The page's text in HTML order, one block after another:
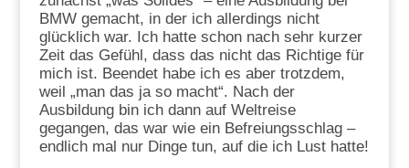
BMW gemacht, in der ich allerdings nicht
glücklich war. Ich hatte schon nach sehr kurzer
Zeit das Gefühl, dass das nicht das Richtige für
mich ist. Beendet habe ich es aber trotzdem,
weil „man das ja so macht“. Nach der
Ausbildung bin ich dann auf Weltreise
gegangen, das war wie ein Befreiungsschlag –
endlich mal nur Dinge tun, auf die ich Lust hatte!